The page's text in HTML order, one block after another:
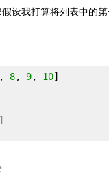
设我打算将列表中的
, 8, 9, 10]